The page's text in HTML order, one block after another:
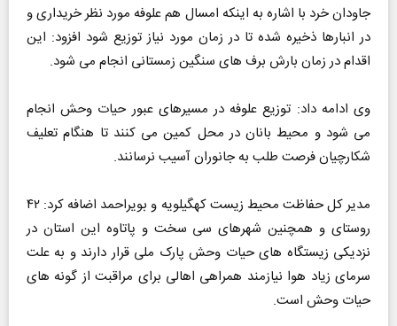
جاودان خرد با اشاره به اینکه امسال هم علوفه مورد نظر خریداری و
در انبارها ذخیره شده تا در زمان مورد نیاز توزیع شود افزود: این
اقدام در زمان بارش برف های سنگین زمستانی انجام می شود.
وی ادامه داد: توزیع علوفه در مسیرهای عبور حیات وحش انجام
می شود و محیط بانان در محل کمین می کنند تا هنگام تعلیف
شکارچیان فرصت طلب به جانوران آسیب نرسانند.
مدیر کل حفاظت محیط زیست کهگیلویه و بویراحمد اضافه کرد: ۴۲
روستای و همچنین شهرهای سی سخت و پاتاوه این استان در
نزدیکی زیستگاه های حیات وحش پارک ملی قرار دارند و به علت
سرمای زیاد هوا نیازمند همراهی اهالی برای مراقبت از گونه های
حیات وحش است.